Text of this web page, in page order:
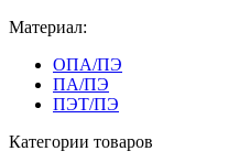
Материал:
ОПА/ПЭ
ПА/ПЭ
ПЭТ/ПЭ
Категории товаров